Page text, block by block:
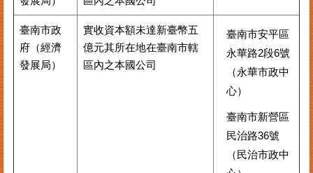
臺南市政
府（經濟
發展局）
實收資本額未達新臺幣五
億元其所在地在臺南市轄
區內之本國公司
臺南市安平區
永華路2段6號
（永華市政中
心）
臺南市新營區
民治路36號
（民治市政中